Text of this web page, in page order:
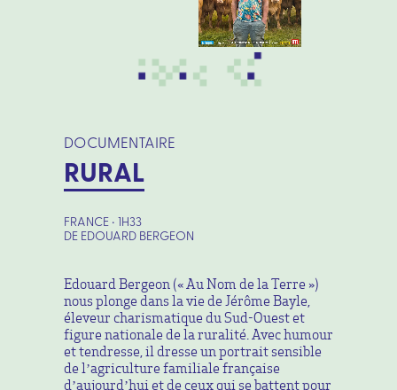
DOCUMENTAIRE
RURAL
FRANCE • 1H33
DE EDOUARD BERGEON
Edouard Bergeon (« Au Nom de la Terre »)
nous plonge dans la vie de Jérôme Bayle,
éleveur charismatique du Sud-Ouest et
figure nationale de la ruralité. Avec humour
et tendresse, il dresse un portrait sensible
de l’agriculture familiale française
d’aujourd’hui et de ceux qui se battent pour